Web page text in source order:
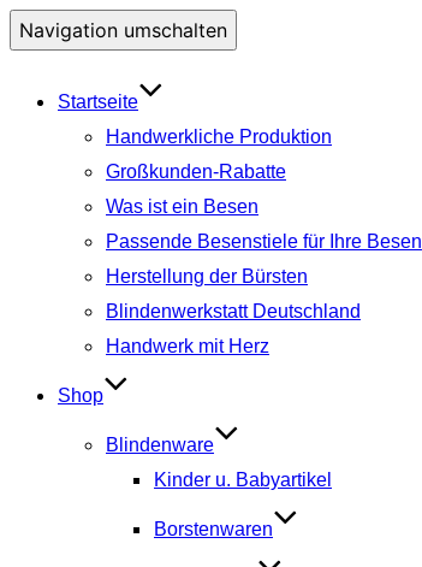
Navigation umschalten
Startseite
Handwerkliche Produktion
Großkunden-Rabatte
Was ist ein Besen
Passende Besenstiele für Ihre Besen
Herstellung der Bürsten
Blindenwerkstatt Deutschland
Handwerk mit Herz
Shop
Blindenware
Kinder u. Babyartikel
Borstenwaren